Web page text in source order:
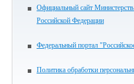
Официальный сайт
Российской Федерации
Федеральный портал
Политика обработки